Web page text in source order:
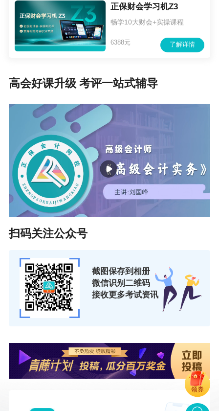
评审第二十六条”关于中级职称评委会制定量化标准部分增
加4项：一是教育系列突出师德师风标准，将教师师德师风
表现评价作为首要标准，对发挥大思政作用纳入评审量化
评分标准。二是工程系列突出安全生产能力评价，将申报
报人员突出个人征信评价，将申报人诚信经营（征信）、
遵纪守法表现纳入量化评分标准。四是突出实绩和贡献评
价，对为全市经济社会事业发展做出突出贡献，在本地、
本领域实绩特别突出的专技人才，给予倾斜支持，对取得
标志性成果的，中级职称评审时优化评审程序，予以‘直通
车’直接晋升。”以上四项是落实上级职称政策，聚焦安全生
产、师德师风等重点任务，推动职称评审“破四唯”“立新
标”的有力举措。
完善，严格遵循人社部《职称评审监管暂行办法》和省人
社厅《河北省职称评审监管实施办法》依法监管、全面监
管、问题导向、公正高效原则，覆盖职称评审全流程，结
合我市实际，重点聚焦申报人、评审专家、用人单位、评
委会组建单位等主体的行为规范。对申报人重点监管虚假
家及工作人员重点监管泄露评审信息、履职不公、利益输
送等违规行为；对用人单位及评委会重点监管推荐程序、
材料审核、公开公示、评审流程，确保申报程序合规。
（八）聚焦服务主导产业。在京津冀地区职称互认的基础
正保财会学习机Z3
畅学10大财会+实操课程
了解详情
6388元
高会好课升级 考评一站式辅导
扫码关注公众号
截图保存到相册
微信识别二维码
接收更多考试资讯
领券